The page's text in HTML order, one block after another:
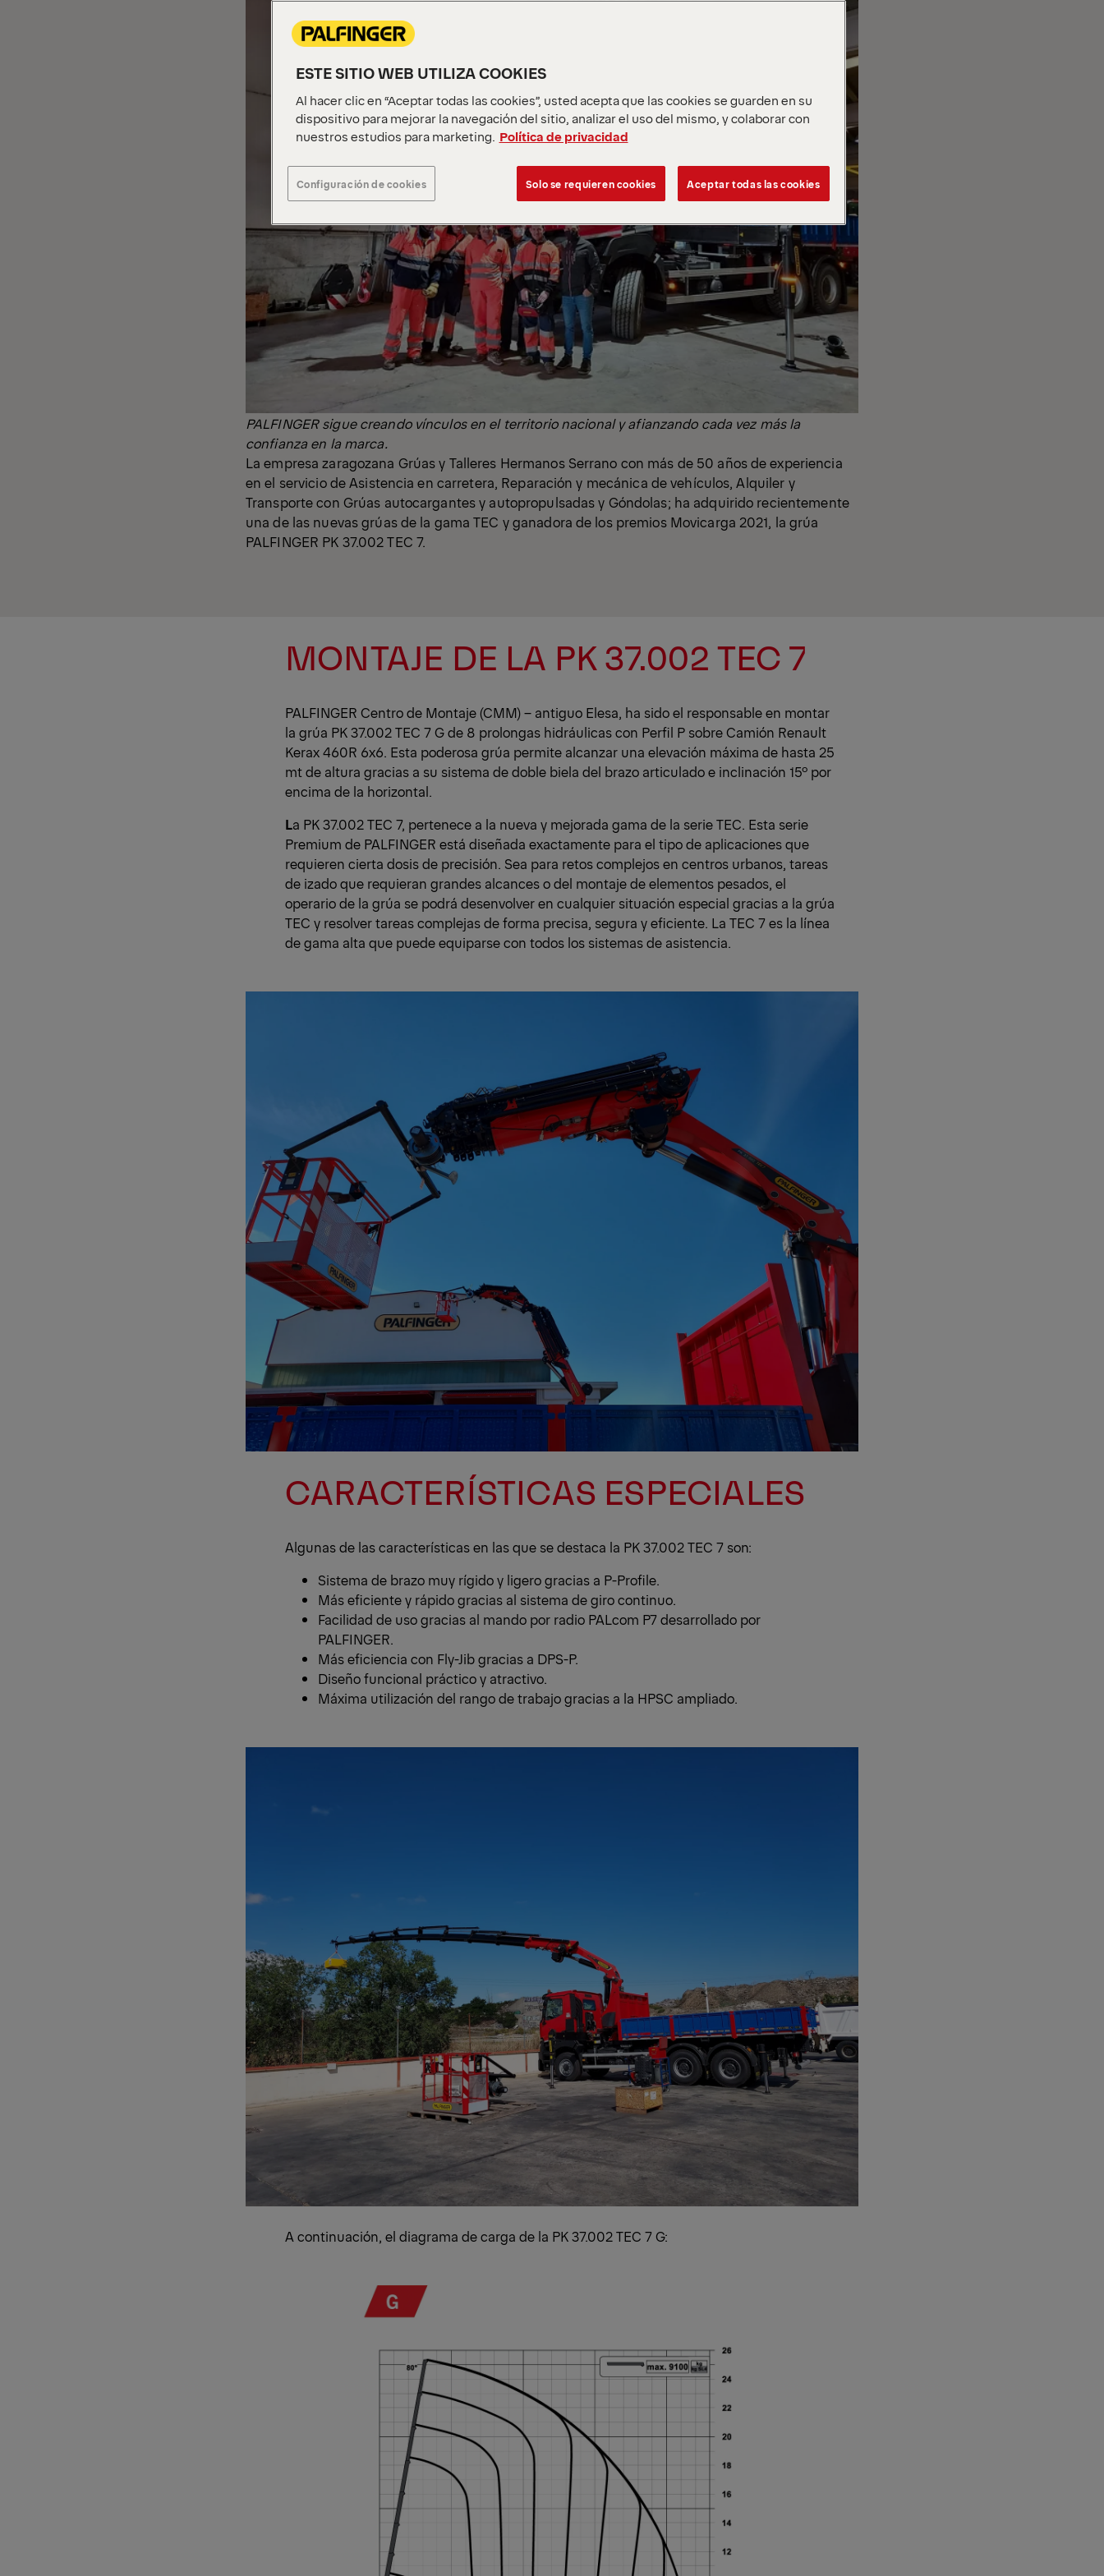
PALFINGER sigue creando vínculos en el territorio nacional y afianzando cada vez más la
confianza en la marca.
La empresa zaragozana Grúas y Talleres Hermanos Serrano con más de 50 años de experiencia
en el servicio de Asistencia en carretera, Reparación y mecánica de vehículos, Alquiler y
Transporte con Grúas autocargantes y autopropulsadas y Góndolas; ha adquirido recientemente
una de las nuevas grúas de la gama TEC y ganadora de los premios Movicarga 2021, la grúa
PALFINGER PK 37.002 TEC 7.
MONTAJE DE LA PK 37.002 TEC 7
PALFINGER Centro de Montaje (CMM) – antiguo Elesa, ha sido el responsable en montar
la grúa PK 37.002 TEC 7 G de 8 prolongas hidráulicas con Perfil P sobre Camión Renault
Kerax 460R 6x6. Esta poderosa grúa permite alcanzar una elevación máxima de hasta 25
mt de altura gracias a su sistema de doble biela del brazo articulado e inclinación 15º por
encima de la horizontal.
La PK 37.002 TEC 7, pertenece a la nueva y mejorada gama de la serie TEC. Esta serie
Premium de PALFINGER está diseñada exactamente para el tipo de aplicaciones que
requieren cierta dosis de precisión. Sea para retos complejos en centros urbanos, tareas
de izado que requieran grandes alcances o del montaje de elementos pesados, el
operario de la grúa se podrá desenvolver en cualquier situación especial gracias a la grúa
TEC y resolver tareas complejas de forma precisa, segura y eficiente. La TEC 7 es la línea
de gama alta que puede equiparse con todos los sistemas de asistencia.
CARACTERÍSTICAS ESPECIALES
Algunas de las características en las que se destaca la PK 37.002 TEC 7 son:
Sistema de brazo muy rígido y ligero gracias a P-Profile.
Más eficiente y rápido gracias al sistema de giro continuo.
Facilidad de uso gracias al mando por radio PALcom P7 desarrollado por
PALFINGER.
Más eficiencia con Fly-Jib gracias a DPS-P.
Diseño funcional práctico y atractivo.
Máxima utilización del rango de trabajo gracias a la HPSC ampliado.
A continuación, el diagrama de carga de la PK 37.002 TEC 7 G:
ESTE SITIO WEB UTILIZA COOKIES
Al hacer clic en “Aceptar todas las cookies”, usted acepta que las cookies se guarden en su
dispositivo para mejorar la navegación del sitio, analizar el uso del mismo, y colaborar con
nuestros estudios para marketing. Política de privacidad
Configuración de cookies Solo se requieren cookies Aceptar todas las cookies